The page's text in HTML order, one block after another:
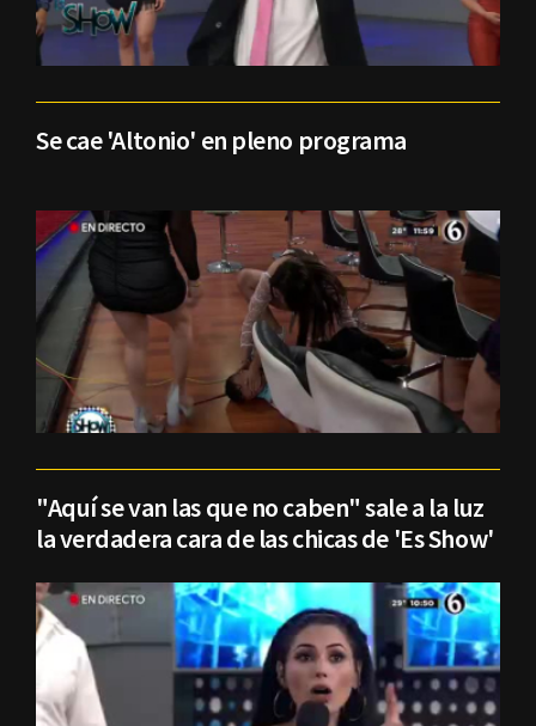
Se cae 'Altonio' en pleno programa
"Aquí se van las que no caben" sale a la luz
la verdadera cara de las chicas de 'Es Show'